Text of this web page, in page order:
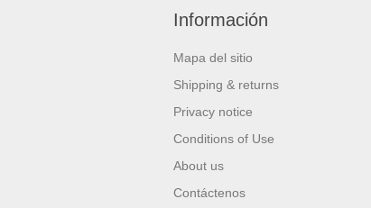
Información
Mapa del sitio
Shipping & returns
Privacy notice
Conditions of Use
About us
Contáctenos